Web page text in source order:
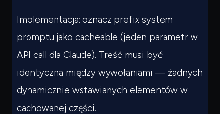
Implementacja: oznacz prefix system
promptu jako cacheable (jeden parametr w
API call dla Claude). Treść musi być
identyczna między wywołaniami — żadnych
dynamicznie wstawianych elementów w
cachowanej części.